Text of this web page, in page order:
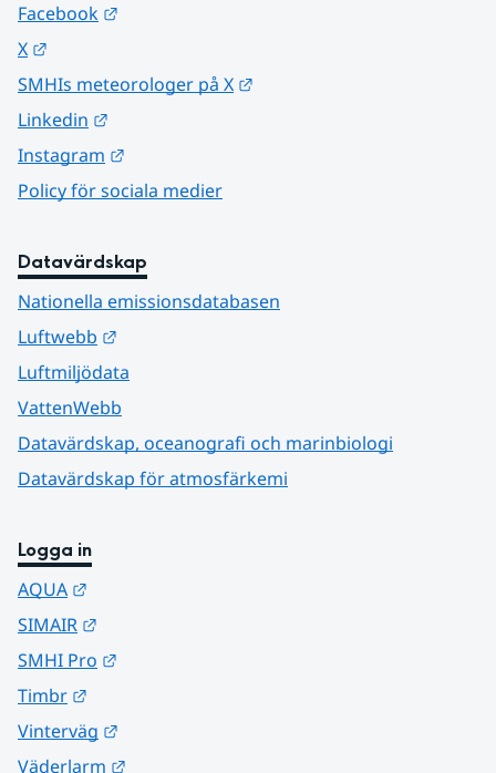
Facebook
X
SMHIs meteorologer på X
Linkedin
Instagram
Policy för sociala medier
Datavärdskap
Nationella emissionsdatabasen
Luftwebb
Luftmiljödata
VattenWebb
Datavärdskap, oceanografi och marinbiologi
Datavärdskap för atmosfärkemi
Logga in
AQUA
SIMAIR
SMHI Pro
Timbr
Vinterväg
Väderlarm